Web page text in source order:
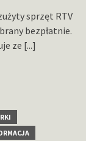
sprzęt RTV
bezpłatnie.
ze [...]